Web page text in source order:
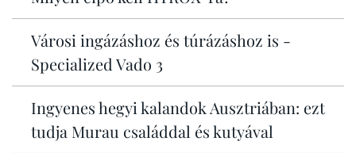
Városi ingázáshoz és túrázáshoz is -
Specialized Vado 3
Ingyenes hegyi kalandok Ausztriában: ezt
tudja Murau családdal és kutyával